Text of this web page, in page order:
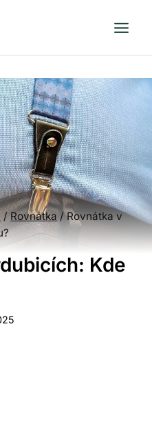
/ Rovnátka / Rovnátka v
Kde